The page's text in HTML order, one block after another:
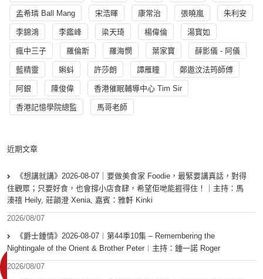
孟希璘 Ball Mang 宋浩暉 康常治 張曉嵐 朱利安
李錦鴻 李鑑峰 梁天琦 楊偉倫 湯寳如
瘋中三子 羅倫斯 羅海憫 葉家寶 薛影儀 - 阿儀
藍精靈 蝌蚪 許莎朗 譚雁瞳 鄭遨汶法筠師傅
阿銀 陳俊偉 香港催眠輔導中心 Tim Sir
香港記憶學院總監 馬哥老師
近期文章
《想講就講》2026-08-07｜要做美食家 Foodie，最緊要講真話，對得
住觀眾；只要好食，也會撐小店食肆，希望佢哋能捱得住！｜主持：馬
溱禧 Heily, 莊韻澄 Xenia, 嘉賓：雅軒 Kinki
2026/08/07
《爵士鍾情》2026-08-07︱第44季10集 – Remembering the
Nightingale of the Orient & Brother Peter︱主持：鍾一諾 Roger
2026/08/07